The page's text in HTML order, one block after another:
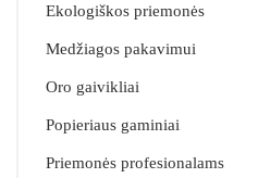
Ekologiškos priemonės
Medžiagos pakavimui
Oro gaivikliai
Popieriaus gaminiai
Priemonės profesionalams